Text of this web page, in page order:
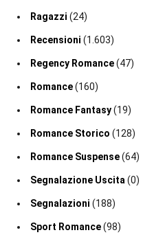
Ragazzi (24)
Recensioni (1.603)
Regency Romance(47)
Romance(160)
Romance Fantasy(19)
Romance Storico (128)
Romance Suspense(64)
Segnalazione Uscita (0)
Segnalazioni (188)
Sport Romance(98)